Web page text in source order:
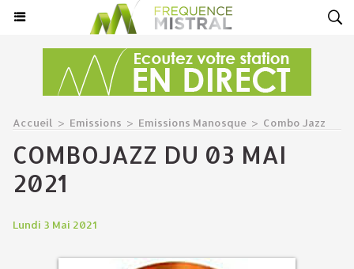
Accueil > Emissions > Emissions Manosque > Combo Jazz
COMBOJAZZ DU 03 MAI
2021
Lundi 3 Mai 2021